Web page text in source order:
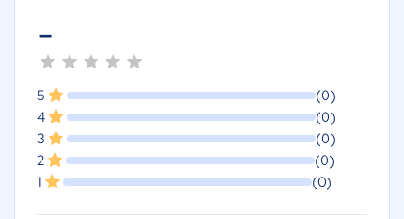
-
5
(0)
4
(0)
3
(0)
2
(0)
1
(0)